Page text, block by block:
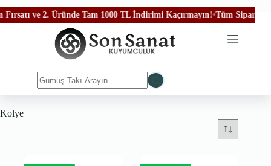
ve 2. Üründe Tam 1000 TL İndirimi Kaçırmayın!•Tüm
Kolye